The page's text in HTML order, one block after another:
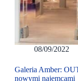
08/09/2022
Galeria Amber:
nowymi najemcami